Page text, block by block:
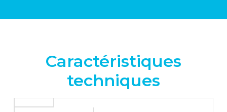
Caractéristiques
techniques​​